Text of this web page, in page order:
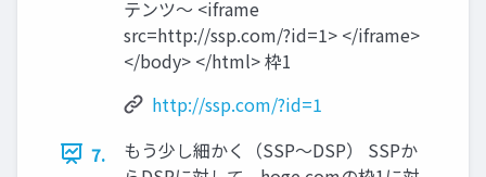
テンツ〜 <iframe
src=http://ssp.com/?id=1> </iframe>
</body> </html> 枠1
http://ssp.com/?id=1
7.
もう少し細かく（SSP〜DSP） SSPか